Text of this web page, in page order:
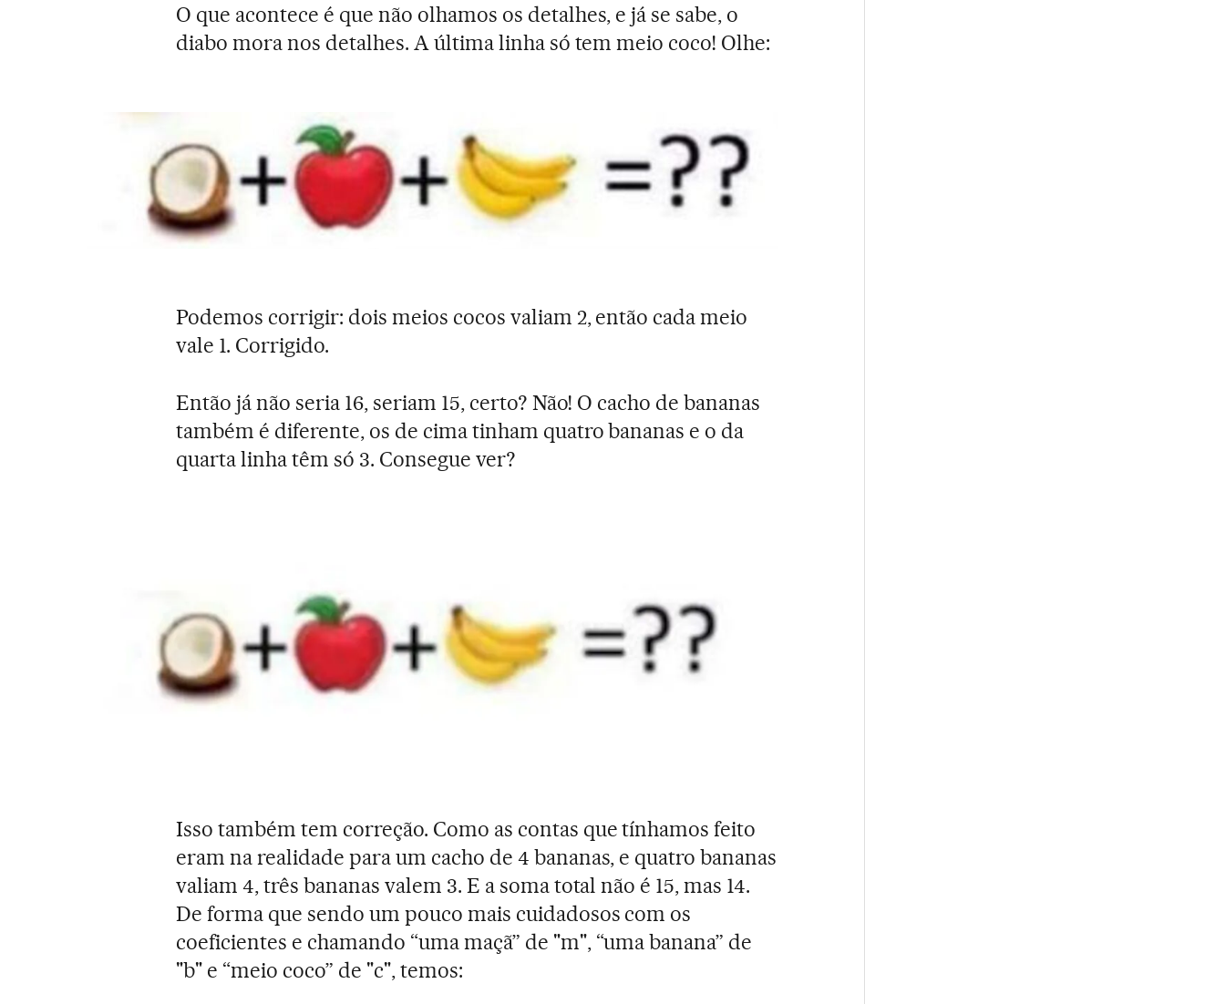
O que acontece é que não olhamos os detalhes, e já se sabe, o
diabo mora nos detalhes. A última linha só tem meio coco! Olhe:
Podemos corrigir: dois meios cocos valiam 2, então cada meio
vale 1. Corrigido.
Então já não seria 16, seriam 15, certo? Não! O cacho de bananas
também é diferente, os de cima tinham quatro bananas e o da
quarta linha têm só 3. Consegue ver?
Isso também tem correção. Como as contas que tínhamos feito
eram na realidade para um cacho de 4 bananas, e quatro bananas
valiam 4, três bananas valem 3. E a soma total não é 15, mas 14.
De forma que sendo um pouco mais cuidadosos com os
coeficientes e chamando “uma maçã” de "m", “uma banana” de
"b" e “meio coco” de "c", temos: